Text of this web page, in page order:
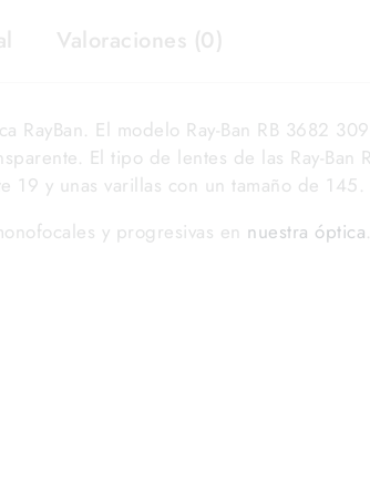
Valoraciones (0)
RayBan. El modelo Ray-Ban RB 3682
El tipo de lentes de las Ray-Ban
19 y unas varillas con un tamaño de 145.
y progresivas en nuestra óptica